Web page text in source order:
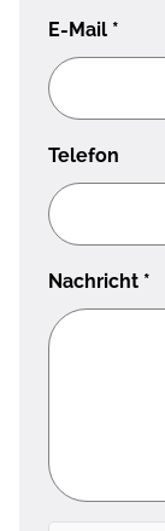
E-Mail *
Telefon
Nachricht *